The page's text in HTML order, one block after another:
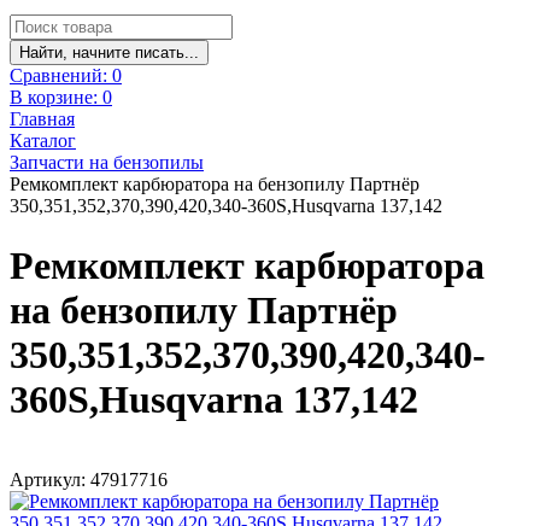
Найти, начните писать...
Сравнений: 0
В корзине: 0
Главная
Каталог
Запчасти на бензопилы
Ремкомплект карбюратора на бензопилу Партнёр
350,351,352,370,390,420,340-360S,Husqvarna 137,142
Ремкомплект карбюратора
на бензопилу Партнёр
350,351,352,370,390,420,340-
360S,Husqvarna 137,142
Артикул: 47917716